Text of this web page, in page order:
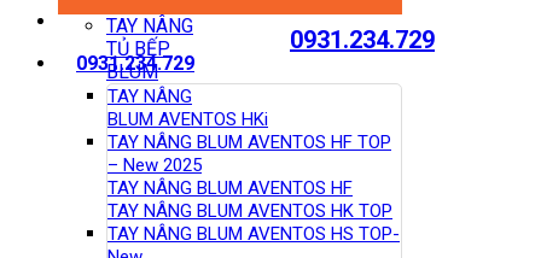
0931.234.729
0931.234.729
TAY NÂNG
TỦ BẾP
BLUM
TAY NÂNG
BLUM AVENTOS HKi
TAY NÂNG BLUM AVENTOS HF TOP
– New 2025
TAY NÂNG BLUM AVENTOS HF
TAY NÂNG BLUM AVENTOS HK TOP
TAY NÂNG BLUM AVENTOS HS TOP-